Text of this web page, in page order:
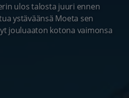
ulos talosta juuri ennen
ystäväänsä Moeta sen
jouluaaton kotona vaimonsa